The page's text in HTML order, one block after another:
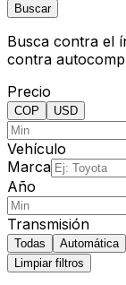
Buscar
Busca contra el
contra
Precio
COP USD
Vehículo
Marca
Año
Transmisión
Todas Automática
Limpiar filtros